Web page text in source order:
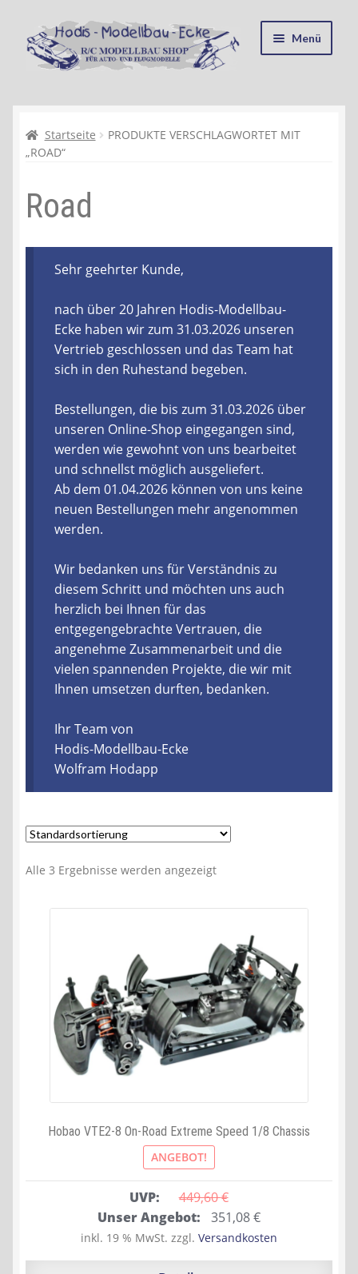
Zur
Navigation
springen
Zum
Inhalt
springen
Menü
Kasse
Recycling, Entsorgung und Umwelt
Shop
Warenkorb
Ablauf einer Bestellung
Zahlungsarten
Lieferzeit & Verfügbarkeit
Gutschein
Batterien- und Akku Verordnung
Elektro- und Elektronikgeräte Verordnung
Öle- und Schmierstoff Verordnung
Vereine & Foren
Kontakt
Startseite
PRODUKTE VERSCHLAGWORTET MIT
„ROAD“
Road
Sehr geehrter Kunde,
nach über 20 Jahren Hodis-Modellbau-
Ecke haben wir zum 31.03.2026 unseren
Vertrieb geschlossen und das Team hat
sich in den Ruhestand begeben.
Bestellungen, die bis zum 31.03.2026 über
unseren Online-Shop eingegangen sind,
werden wie gewohnt von uns bearbeitet
und schnellst möglich ausgeliefert.
Ab dem 01.04.2026 können von uns keine
neuen Bestellungen mehr angenommen
werden.
Wir bedanken uns für Verständnis zu
diesem Schritt und möchten uns auch
herzlich bei Ihnen für das
entgegengebrachte Vertrauen, die
angenehme Zusammenarbeit und die
vielen spannenden Projekte, die wir mit
Ihnen umsetzen durften, bedanken.
Ihr Team von
Hodis-Modellbau-Ecke
Wolfram Hodapp
Alle 3 Ergebnisse werden angezeigt
Hobao VTE2-8 On-Road Extreme Speed 1/8 Chassis
ANGEBOT!
UVP: 449,60 €
Ursprünglicher
Preis
war:
Unser Angebot: 351,08€Aktueller
Preis
ist:
inkl. 19 % MwSt. zzgl. Versandkosten